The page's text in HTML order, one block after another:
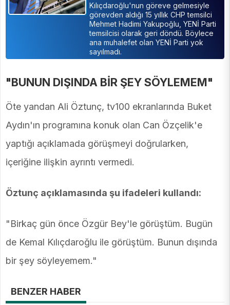
Kılıçdaroğlu'nun göreve gelmesiyle
görevden aldığı 15 yıllık CHP temsilci
Mehmet Hadimi Yakupoğlu, YENİ Parti
temsilcisi olarak geri döndü. Böylece
ana muhalefet olan YENİ Parti yok
sayılmadı.
"BUNUN DIŞINDA BİR ŞEY SÖYLEMEM"
Öte yandan Ali Öztunç, tv100 ekranlarında Buket
Aydın'ın programına konuk olan Can Özçelik'e
yaptığı açıklamada görüşmeyi doğrularken,
içeriğine ilişkin ayrıntı vermedi.
Öztunç açıklamasında şu ifadeleri kullandı:
"Birkaç gün önce Özgür Bey'le görüştüm. Bugün
de Kemal Kılıçdaroğlu ile görüştüm. Bunun dışında
bir şey söyleyemem."
BENZER HABER